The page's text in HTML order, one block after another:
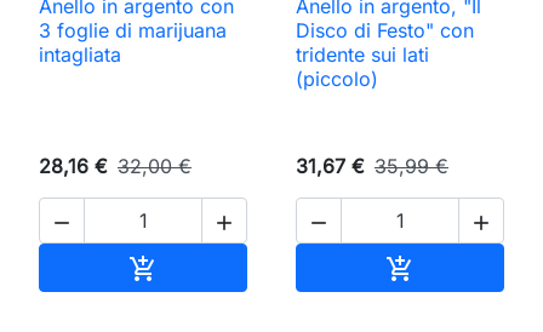
Anello in argento con
3 foglie di marijuana
intagliata
28,16 € 32,00 €
 

Anello in argento, "Il
Disco di Festo" con
tridente sui lati
(piccolo)
31,67 € 35,99 €
 
